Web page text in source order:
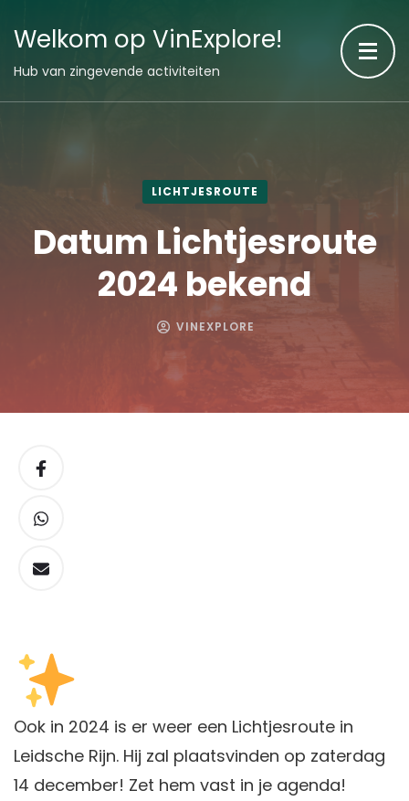
Welkom op VinExplore!
Hub van zingevende activiteiten
LICHTJESROUTE
Datum Lichtjesroute
2024 bekend
VINEXPLORE
Ook in 2024 is er weer een Lichtjesroute in
Leidsche Rijn. Hij zal plaatsvinden op zaterdag
14 december! Zet hem vast in je agenda!